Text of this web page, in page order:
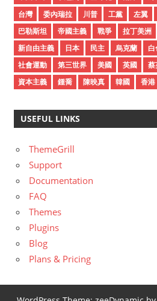
e
s
台灣
委內瑞拉 川普 工黨 左翼
巴勒斯坦
帝國主義 戰爭 拉丁美洲
新自由主義
日本 民主 烏克蘭
社會運動
第三世界 美國 英國 蔡
資本主義
鍾喬 陳映真 韓國 香港
USEFUL LINKS
ThemeGrill
Support
Documentation
FAQ
Themes
Plugins
Blog
Plans & Pricing